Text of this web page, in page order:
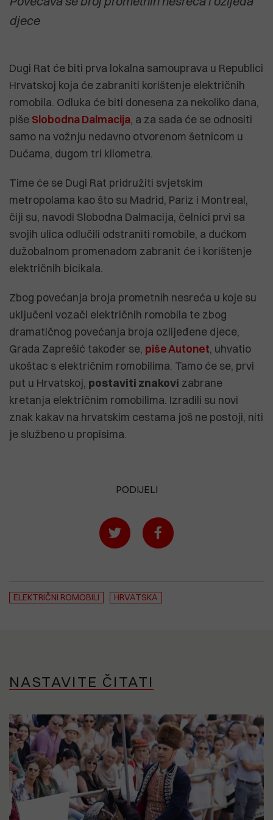
djece
Dugi Rat će biti prva lokalna samouprava u Republici
Hrvatskoj koja će zabraniti korištenje električnih
romobila. Odluka će biti donesena za nekoliko dana,
piše Slobodna Dalmacija, a za sada će se odnositi
samo na vožnju nedavno otvorenom šetnicom u
Dućama, dugom tri kilometra.
Time će se Dugi Rat pridružiti svjetskim
metropolama kao što su Madrid, Pariz i Montreal,
čiji su, navodi Slobodna Dalmacija, čelnici prvi sa
svojih ulica odlučili odstraniti romobile, a dućkom
dužobalnom promenadom zabranit će i korištenje
električnih bicikala.
Zbog povećanja broja prometnih nesreća u koje su
uključeni vozači električnih romobila te zbog
dramatičnog povećanja broja ozlijeđene djece,
Grada Zaprešić također se, piše Autonet, uhvatio
ukoštac s električnim romobilima. Tamo će se, prvi
put u Hrvatskoj, postaviti znakovi zabrane
kretanja električnim romobilima. Izradili su novi
znak kakav na hrvatskim cestama još ne postoji, niti
je službeno u propisima.
PODIJELI
ELEKTRIČNI ROMOBILI HRVATSKA
NASTAVITE ČITATI